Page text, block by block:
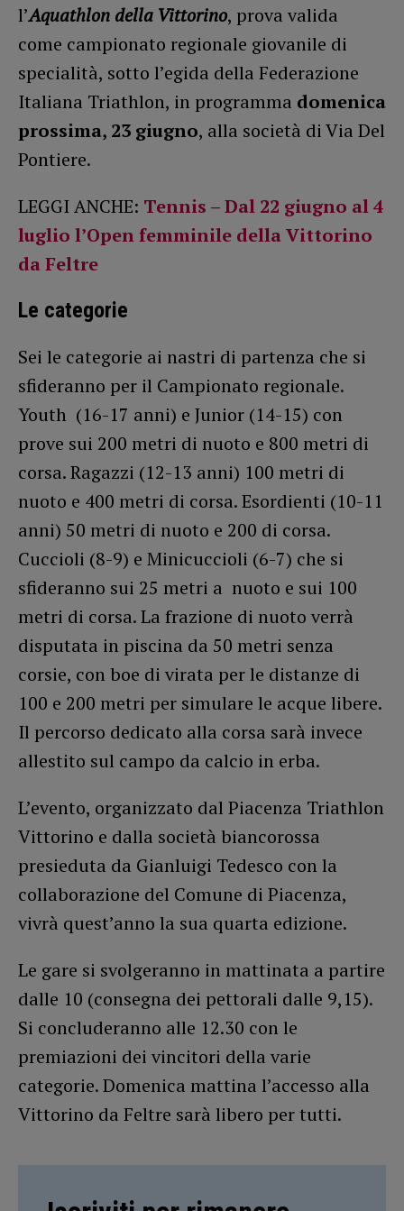
l’Aquathlon della Vittorino, prova valida
come campionato regionale giovanile di
specialità, sotto l’egida della Federazione
Italiana Triathlon, in programma domenica
prossima, 23 giugno, alla società di Via Del
Pontiere.
LEGGI ANCHE: Tennis – Dal 22 giugno al 4
luglio l’Open femminile della Vittorino
da Feltre
Le categorie
Sei le categorie ai nastri di partenza che si
sfideranno per il Campionato regionale.
Youth (16-17 anni) e Junior (14-15) con
prove sui 200 metri di nuoto e 800 metri di
corsa. Ragazzi (12-13 anni) 100 metri di
nuoto e 400 metri di corsa. Esordienti (10-11
anni) 50 metri di nuoto e 200 di corsa.
Cuccioli (8-9) e Minicuccioli (6-7) che si
sfideranno sui 25 metri a nuoto e sui 100
metri di corsa. La frazione di nuoto verrà
disputata in piscina da 50 metri senza
corsie, con boe di virata per le distanze di
100 e 200 metri per simulare le acque libere.
Il percorso dedicato alla corsa sarà invece
allestito sul campo da calcio in erba.
L’evento, organizzato dal Piacenza Triathlon
Vittorino e dalla società biancorossa
presieduta da Gianluigi Tedesco con la
collaborazione del Comune di Piacenza,
vivrà quest’anno la sua quarta edizione.
Le gare si svolgeranno in mattinata a partire
dalle 10 (consegna dei pettorali dalle 9,15).
Si concluderanno alle 12.30 con le
premiazioni dei vincitori della varie
categorie. Domenica mattina l’accesso alla
Vittorino da Feltre sarà libero per tutti.